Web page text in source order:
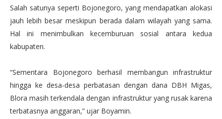
Salah satunya seperti Bojonegoro, yang mendapatkan alokasi
jauh lebih besar meskipun berada dalam wilayah yang sama.
Hal ini menimbulkan kecemburuan sosial antara kedua
kabupaten.
“Sementara Bojonegoro berhasil membangun infrastruktur
hingga ke desa-desa perbatasan dengan dana DBH Migas,
Blora masih terkendala dengan infrastruktur yang rusak karena
terbatasnya anggaran,” ujar Boyamin.